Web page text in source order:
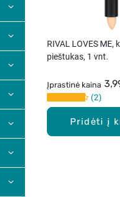
Pridėti į
RIVAL LOVES ME,
pieštukas, 1 vnt.
Įprastinė kaina
2